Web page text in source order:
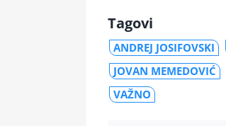
Tagovi
ANDREJ JOSIFOVSKI
JOVAN MEMEDOVIĆ
VAŽNO